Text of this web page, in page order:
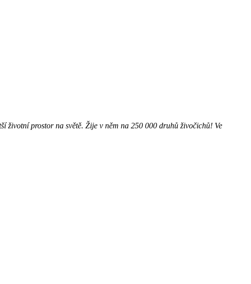
životní prostor na světě. Žije v něm na 250 000 druhů živočichů! Ve